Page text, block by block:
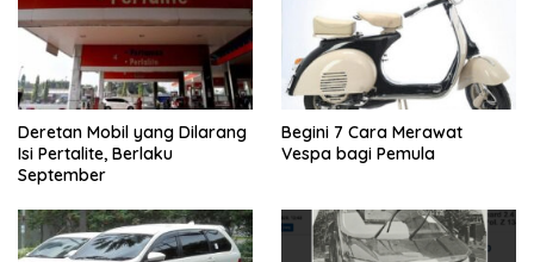
Deretan Mobil yang Dilarang
Isi Pertalite, Berlaku
September
Begini 7 Cara Merawat
Vespa bagi Pemula